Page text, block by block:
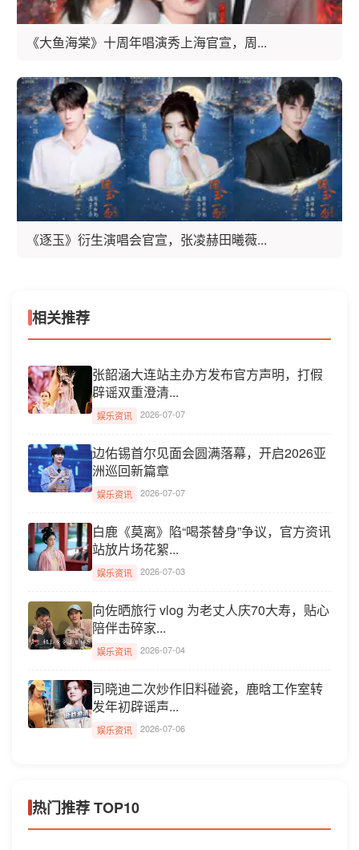
《大鱼海棠》十周年唱演秀上海官宣，周...
《逐玉》衍生演唱会官宣，张凌赫田曦薇...
相关推荐
张韶涵大连站主办方发布官方声明，打假
辟谣双重澄清...
娱乐资讯 2026-07-07
边佑锡首尔见面会圆满落幕，开启2026亚
洲巡回新篇章
娱乐资讯 2026-07-07
白鹿《莫离》陷“喝茶替身”争议，官方资讯
站放片场花絮...
娱乐资讯 2026-07-03
向佐晒旅行 vlog 为老丈人庆70大寿，贴心
陪伴击碎家...
娱乐资讯 2026-07-04
司晓迪二次炒作旧料碰瓷，鹿晗工作室转
发年初辟谣声...
娱乐资讯 2026-07-06
热门推荐 TOP10